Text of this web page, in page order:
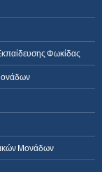
Φωκίδας
Μονάδων